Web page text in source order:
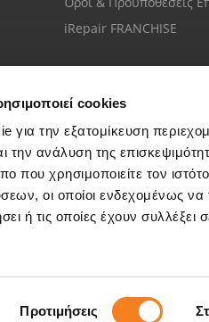
cookies
για την εξατομίκευση
την ανάλυση της
που χρησιμοποιείτε τον
οι οποίοι ενδεχομένως
ή τις οποίες έχουν
Προτιμήσεις
iRepair FRANCHISE
Εξυπηρέτηση
Μίλησε με το πιο